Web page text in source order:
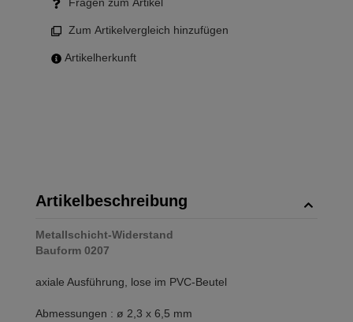
Zum Artikelvergleich hinzufügen
Artikelherkunft
Artikelbeschreibung
Metallschicht-Widerstand
Bauform 0207
axiale Ausführung, lose im PVC-Beutel
Abmessungen : ø 2,3 x 6,5 mm